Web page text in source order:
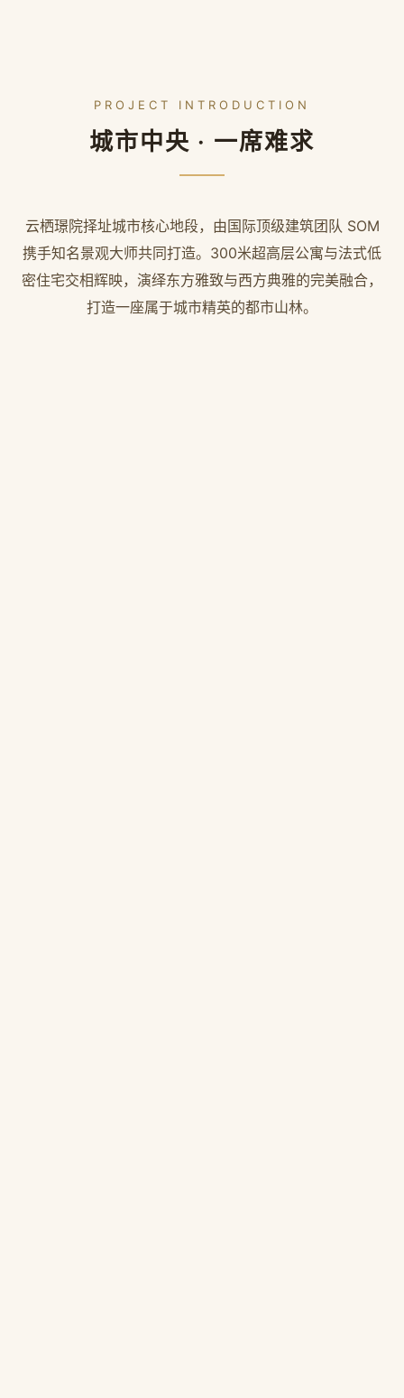
PROJECT INTRODUCTION
城市中央 · 一席难求
云栖璟院择址城市核心地段，由国际顶级建筑团队 SOM
携手知名景观大师共同打造。300米超高层公寓与法式低
密住宅交相辉映，演绎东方雅致与西方典雅的完美融合，
打造一座属于城市精英的都市山林。